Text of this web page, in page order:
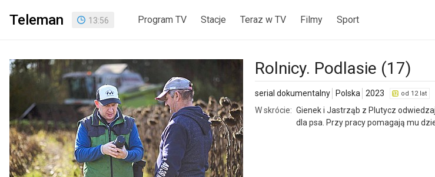
Teleman 13:56 Program TV Stacje Teraz w TV Filmy Sport
Rolnicy. Podlasie (17)
serial dokumentalny Polska 2023 od 12 lat
W skrócie: Gienek i Jastrząb z Plutycz
dla psa. Przy pracy pomagają mu